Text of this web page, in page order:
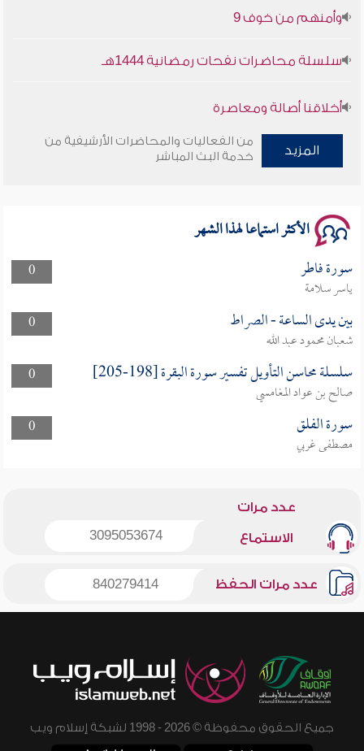
وأمنهم من خوف 9
سلسلة محاضرات نفحات رمضانية 1444هـ
أخلاقنا أصالة ومعاصرة
وأمنهم من خوف 9
المزيد
من الفعاليات والمحاضرات الأرشيفية من
خدمة البث المباشر
الأكثر استماعا لهذا الشهر
0 سورة فاطر
ياسر سلامة
0
بين يدى الساعة - الصراط
شعبان محمود عبد الله
0
سلسلة محاسن التأويل تفسير سورة البقرة [198-205]
صالح بن عواد المغامسي
0
سورة الفلق
مصطفى غربي
عدد مرات
الاستماع 3095053674
عدد مرات الحفظ 840279414
جميع الحقوق محفوظة © 2026 - 1998 لشبكة إسلام ويب